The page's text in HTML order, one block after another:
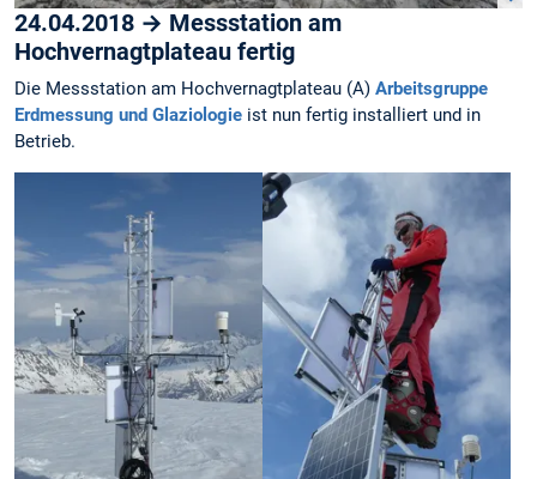
24.04.2018 → Messstation am
Hochvernagtplateau fertig
Die Messstation am Hochvernagtplateau (A) Arbeitsgruppe
Erdmessung und Glaziologie ist nun fertig installiert und in
Betrieb.